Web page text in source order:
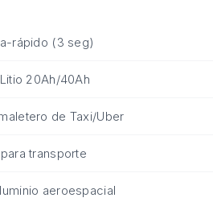
rápido (3 seg)
20Ah/40Ah
de Taxi/Uber
transporte
aeroespacial